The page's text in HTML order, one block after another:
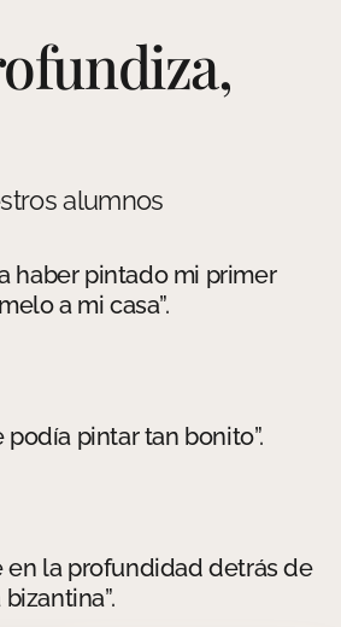
alumnos
haber pintado mi primer
a mi casa”.
podía pintar tan bonito”.
en la profundidad detrás de